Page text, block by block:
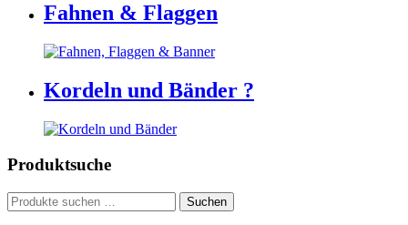
Fahnen & Flaggen
Kordeln und Bänder ?
Produktsuche
Suche
nach:
Suchen